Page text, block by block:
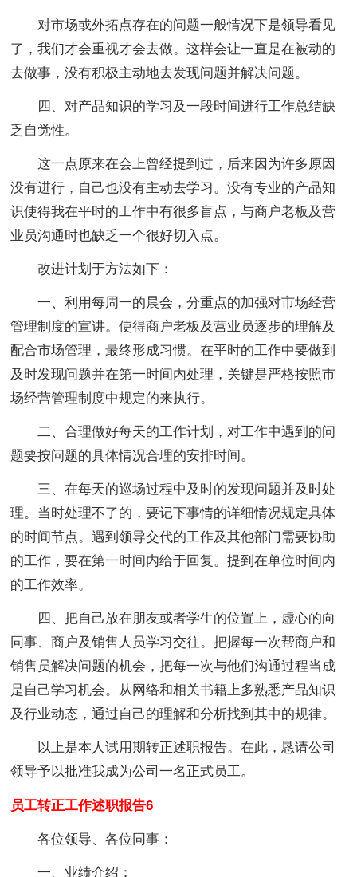
对市场或外拓点存在的问题一般情况下是领导看见
了，我们才会重视才会去做。这样会让一直是在被动的
去做事，没有积极主动地去发现问题并解决问题。
四、对产品知识的学习及一段时间进行工作总结缺
乏自觉性。
这一点原来在会上曾经提到过，后来因为许多原因
没有进行，自己也没有主动去学习。没有专业的产品知
识使得我在平时的工作中有很多盲点，与商户老板及营
业员沟通时也缺乏一个很好切入点。
改进计划于方法如下：
一、利用每周一的晨会，分重点的加强对市场经营
管理制度的宣讲。使得商户老板及营业员逐步的理解及
配合市场管理，最终形成习惯。在平时的工作中要做到
及时发现问题并在第一时间内处理，关键是严格按照市
场经营管理制度中规定的来执行。
二、合理做好每天的工作计划，对工作中遇到的问
题要按问题的具体情况合理的安排时间。
三、在每天的巡场过程中及时的发现问题并及时处
理。 当时处理不了的，要记下事情的详细情况规定具体
的时间节点。遇到领导交代的工作及其他部门需要协助
的工作，要在第一时间内给于回复。提到在单位时间内
的工作效率。
四、把自己放在朋友或者学生的位置上，虚心的向
同事、商户及销售人员学习交往。把握每一次帮商户和
销售员解决问题的机会，把每一次与他们沟通过程当成
是自己学习机会。从网络和相关书籍上多熟悉产品知识
及行业动态，通过自己的理解和分析找到其中的规律。
以上是本人试用期转正述职报告。在此，恳请公司
领导予以批准我成为公司一名正式员工。
员工转正工作述职报告6
各位领导、各位同事：
一、业绩介绍：